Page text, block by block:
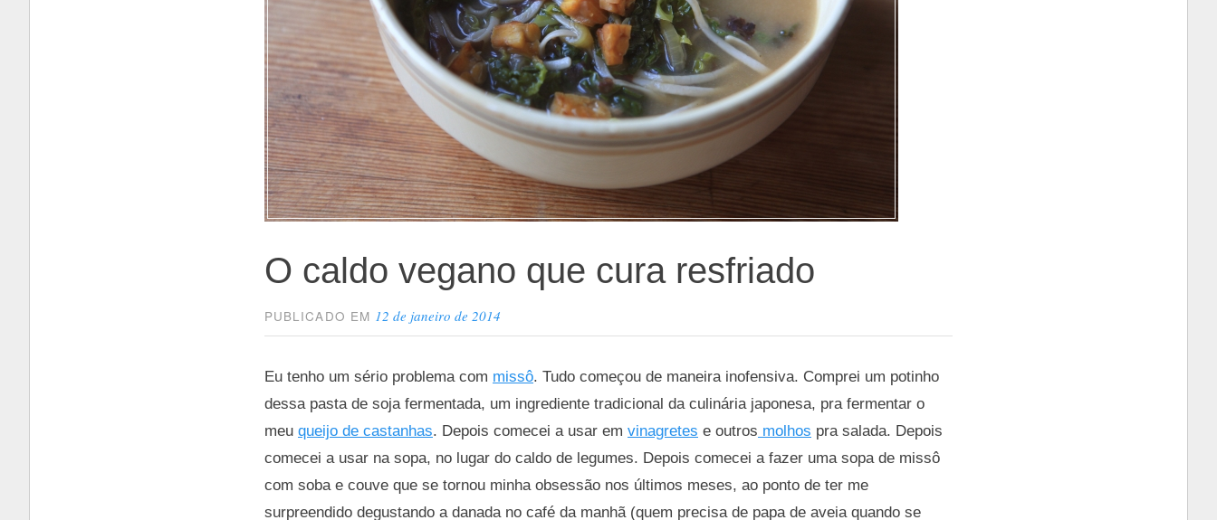
O caldo vegano que cura resfriado
PUBLICADO EM 12 de janeiro de 2014
Eu tenho um sério problema com missô. Tudo começou de maneira inofensiva. Comprei um potinho
dessa pasta de soja fermentada, um ingrediente tradicional da culinária japonesa, pra fermentar o
meu queijo de castanhas. Depois comecei a usar em vinagretes e outros molhos pra salada. Depois
comecei a usar na sopa, no lugar do caldo de legumes. Depois comecei a fazer uma sopa de missô
com soba e couve que se tornou minha obsessão nos últimos meses, ao ponto de ter me
surpreendido degustando a danada no café da manhã (quem precisa de papa de aveia quando se